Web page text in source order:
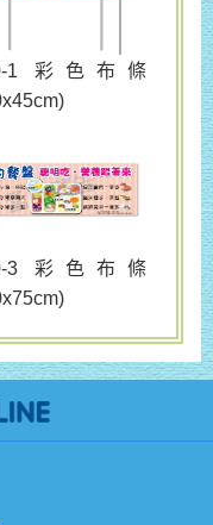
1 彩色布條
3 彩色布條